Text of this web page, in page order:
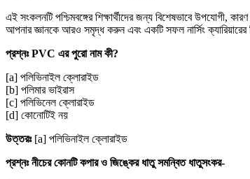
এই সংকলনটি পশ্চিমবঙ্গের শিক্ষার্থীদের জন্য বিশেষভাবে উপযোগী,
আপনার জ্ঞানকে আরও সমৃদ্ধ করুন এবং একটি সফল নার্সিং ক্যারিয়ারের
প্রশ্নঃ PVC এর পুরো নাম কী?
[a] পলিভিনাইল ক্লোরাইড
[b] পলিমার ভাইরাস
[c] পলিভিনেল ক্লোরাইড
[d] কোনোটিই নয়
উত্তরঃ[a] পলিভিনাইল ক্লোরাইড
প্রশ্নঃ নীচের কোনটি কপার ও জিঙ্কের ধাতু সমন্বিত ধাতুসংকর-